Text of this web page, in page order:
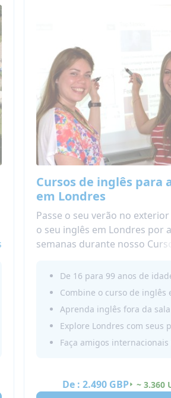
Cursos de inglês para
em Londres
Passe o seu verão no
o seu inglês em Londres por
semanas durante nosso
Este curso de verão na
uma ótima mistura entre
idiomas e diversão à tarde!
experiência única de imersão
em Londres com
mundo!
De 16 para 99 anos de
Aprenda inglês fora da
De :2.490 GBP ~ 3.360